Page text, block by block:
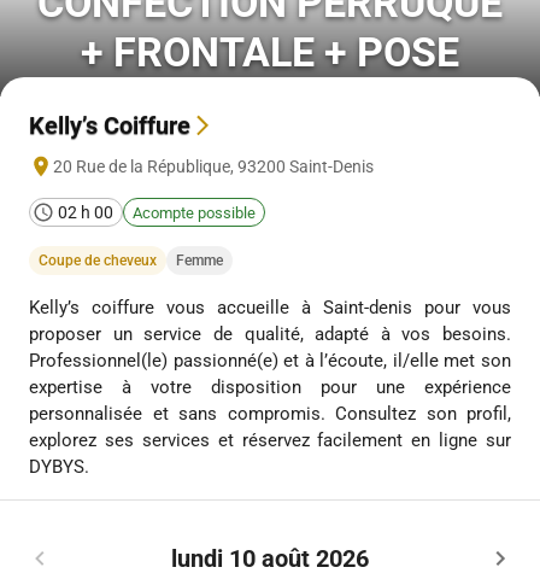
+ FRONTALE + POSE
Kelly’s Coiffure
20 Rue de la République, 93200 Saint-Denis
02 h 00 Acompte possible
Coupe de cheveux Femme
Kelly’s coiffure vous accueille à Saint-denis pour vous
proposer un service de qualité, adapté à vos besoins.
Professionnel(le) passionné(e) et à l’écoute, il/elle met son
expertise à votre disposition pour une expérience
personnalisée et sans compromis. Consultez son profil,
explorez ses services et réservez facilement en ligne sur
DYBYS.
lundi 10 août 2026